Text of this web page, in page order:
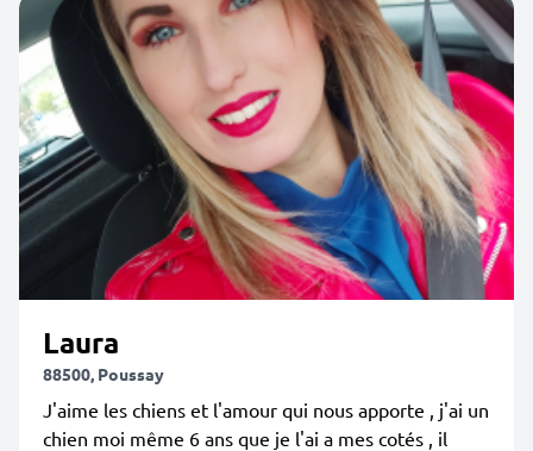
Laura
88500, Poussay
J'aime les chiens et l'amour qui nous apporte , j'ai un
chien moi même 6 ans que je l'ai a mes cotés , il